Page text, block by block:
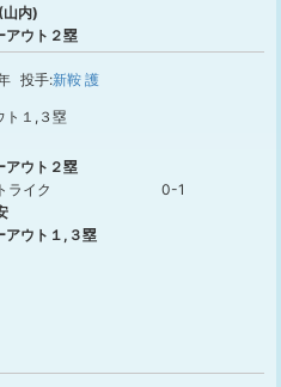
(山内)
アウト２塁
投手:新鞍 護
ト１,３塁
アウト２塁
ライク 0-1
アウト１,３塁